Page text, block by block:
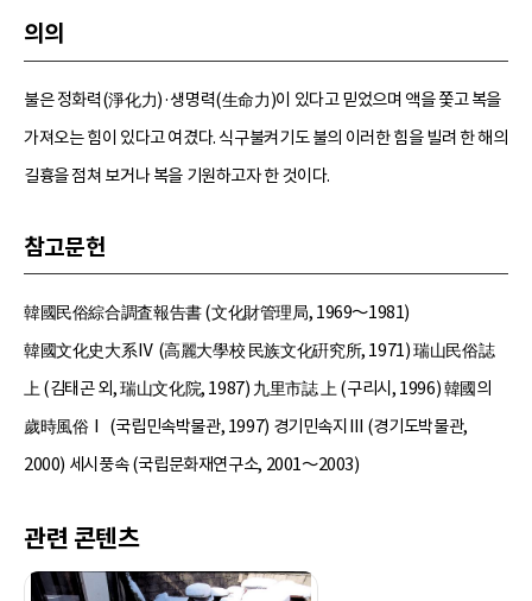
의의
불은 정화력(淨化力)·생명력(生命力)이 있다고 믿었으며 액을 쫓고 복을
가져오는 힘이 있다고 여겼다. 식구불켜기도 불의 이러한 힘을 빌려 한 해의
길흉을 점쳐 보거나 복을 기원하고자 한 것이다.
참고문헌
韓國民俗綜合調査報告書 (文化財管理局, 1969～1981)
韓國文化史大系Ⅳ (高麗大學校 民族文化硏究所, 1971) 瑞山民俗誌
上 (김태곤 외, 瑞山文化院, 1987) 九里市誌 上 (구리시, 1996) 韓國의
歲時風俗Ⅰ (국립민속박물관, 1997) 경기민속지Ⅲ (경기도박물관,
2000) 세시풍속 (국립문화재연구소, 2001～2003)
관련 콘텐츠